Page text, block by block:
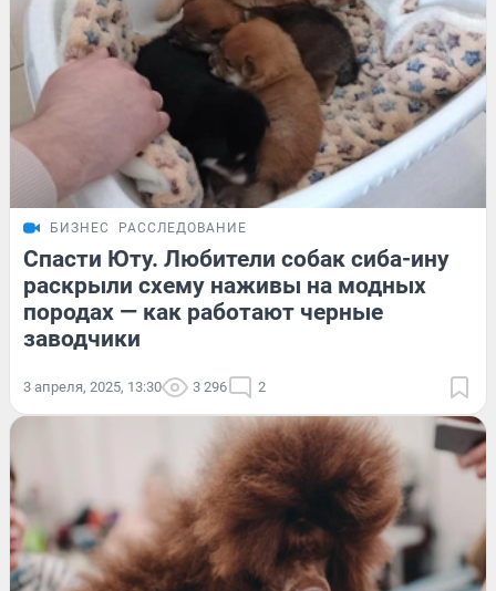
БИЗНЕС РАССЛЕДОВАНИЕ
Спасти Юту. Любители собак сиба-ину
раскрыли схему наживы на модных
породах — как работают черные
заводчики
3 апреля, 2025, 13:30 3 296 2